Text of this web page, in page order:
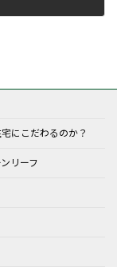
にこだわるのか？
リーフ